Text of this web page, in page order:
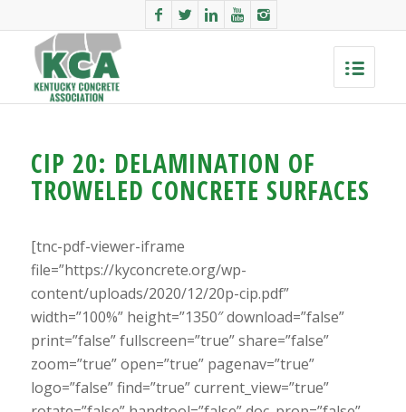
CIP 20: DELAMINATION OF
TROWELED CONCRETE SURFACES
[tnc-pdf-viewer-iframe
file=”https://kyconcrete.org/wp-
content/uploads/2020/12/20p-cip.pdf”
width=”100%” height=”1350″ download=”false”
print=”false” fullscreen=”true” share=”false”
zoom=”true” open=”true” pagenav=”true”
logo=”false” find=”true” current_view=”true”